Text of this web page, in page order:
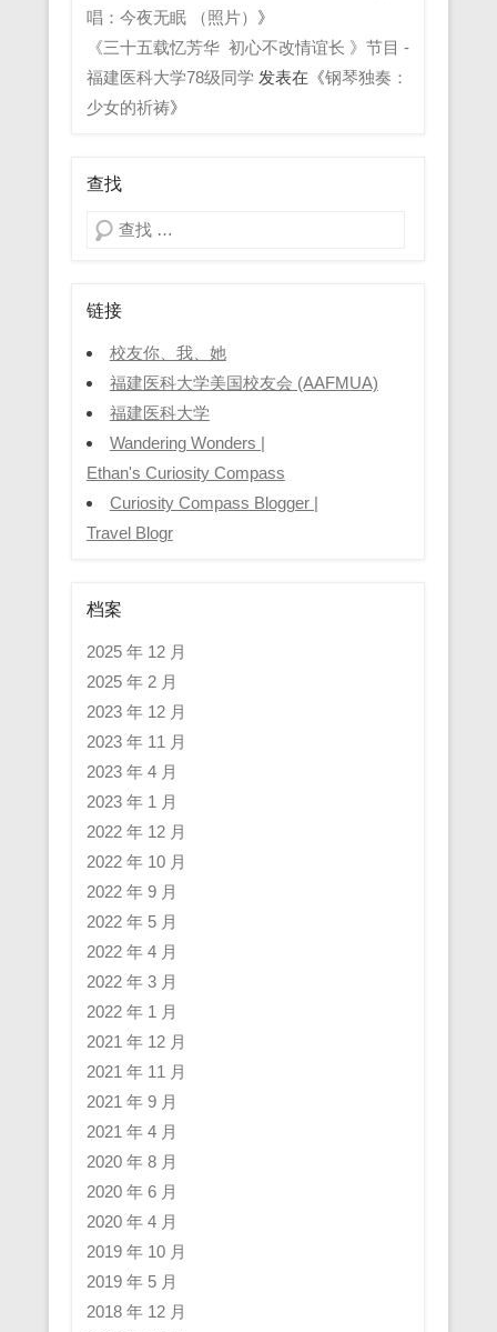
唱：今夜无眠 （照片） 》
《三十五载忆芳华 初心不改情谊长 》节目 -
福建医科大学78级同学 发表在《钢琴独奏：
少女的祈祷》
查找
Search
链接
校友你、我、她
福建医科大学美国校友会 (AAFMUA)
福建医科大学
Wandering Wonders |
Ethan's Curiosity Compass
Curiosity Compass Blogger |
Travel Blogr
档案
2025 年 12 月
2025 年 2 月
2023 年 12 月
2023 年 11 月
2023 年 4 月
2023 年 1 月
2022 年 12 月
2022 年 10 月
2022 年 9 月
2022 年 5 月
2022 年 4 月
2022 年 3 月
2022 年 1 月
2021 年 12 月
2021 年 11 月
2021 年 9 月
2021 年 4 月
2020 年 8 月
2020 年 6 月
2020 年 4 月
2019 年 10 月
2019 年 5 月
2018 年 12 月